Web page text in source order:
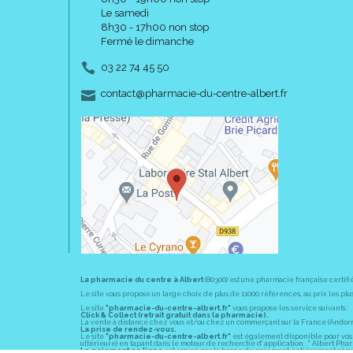
Le samedi
8h30 - 17h00 non stop
Fermé le dimanche
03 22 74 45 50
contact-
@-
pharmacie-du-centre-albert.fr
La pharmacie du centre à Albert(80300) est une pharmacie française
Le site vous propose un large choix de plus de 11000 références, au prix les
Le site "pharmacie-du-centre-albert.fr" vous propose les service suivants :
Click & Collect (retrait gratuit dans la pharmacie).
La vente à distance chez vous et/ou chez un commerçant sur la France
La prise de rendez-vous.
Le site "pharmacie-du-centre-albert.fr" est également disponible pour vos
ultérieure) en tapant dans le moteur de recherche d' application : " Albert
Le paiement en ligneest assuré par la borne de paiement entièrement